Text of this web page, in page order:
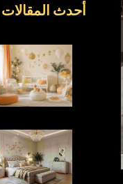
أحدث المقالات